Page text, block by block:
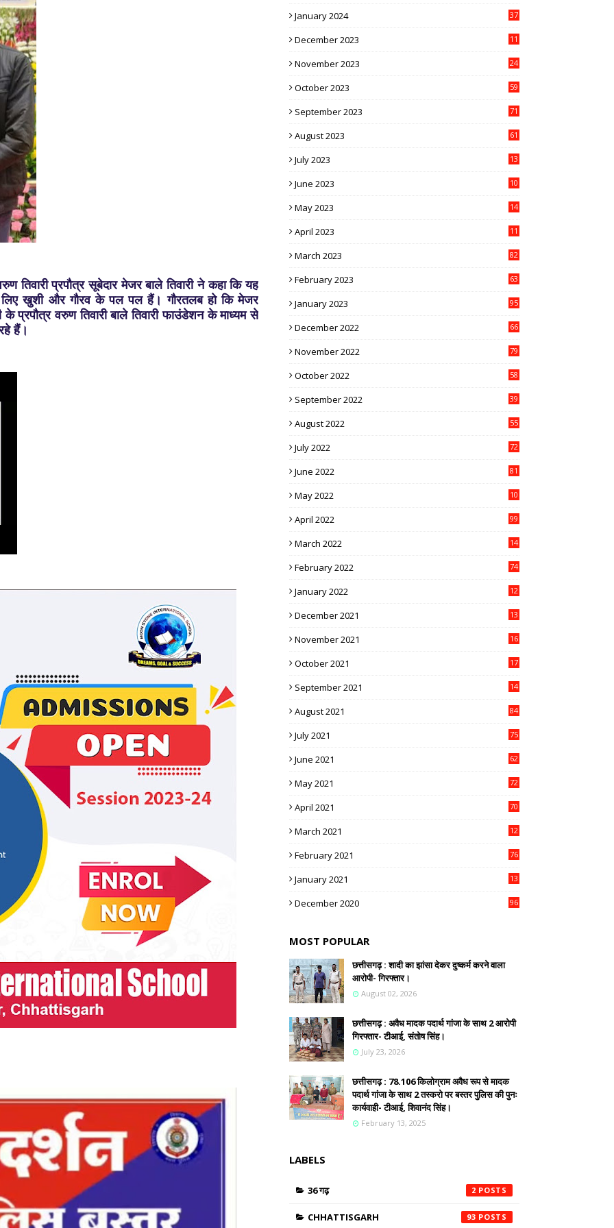
तिवारी प्रपौत्र सूबेदार मेजर बाले तिवारी ने कहा कि यह
लिए खुशी और गौरव के पल पल हैं। गौरतलब हो कि मेजर
प्रपौत्र वरुण तिवारी बाले तिवारी फाउंडेशन के माध्यम से
हैं।
January 2024 37
December 2023 11
November 2023 24
October 2023 59
September 2023 71
August 2023 61
July 2023
13
June 2023
10
May 2023
14
April 2023
11
March 2023 82
February 2023 63
January 2023 95
December 2022 66
November 2022 79
October 2022 58
September 2022 39
August 2022 55
July 2022 72
June 2022 81
May 2022
10
April 2022 99
March 2022
14
February 2022 74
January 2022
12
December 2021
13
November 2021
16
October 2021
17
September 2021
14
August 2021 84
July 2021 75
June 2021 62
May 2021 72
April 2021 70
March 2021
12
February 2021 76
January 2021
13
December 2020 96
MOST POPULAR
छत्तीसगढ़ : शादी का झांसा देकर दुष्कर्म करने वाला
आरोपी- गिरफ्तार।
August 02, 2026
छत्तीसगढ़ : अवैध मादक पदार्थ गांजा के साथ 2 आरोपी
गिरफ्तार- टीआई, संतोष सिंह।
July 23, 2026
छत्तीसगढ़ : 78.106 किलोग्राम अवैध रूप से मादक
पदार्थ गांजा के साथ 2 तस्करो पर बस्तर पुलिस की पुनः
कार्यवाही- टीआई, शिवानंद सिंह।
February 13, 2025
LABELS
36 गढ़ 2
CHHATTISGARH 93